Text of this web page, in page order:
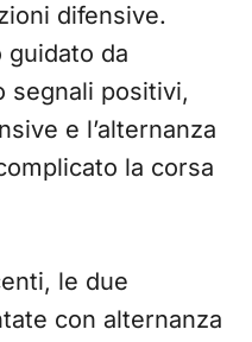
difensive.
guidato da
segnali positivi,
e l’alternanza
la corsa
le due
con alternanza